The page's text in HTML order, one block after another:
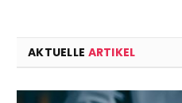
AKTUELLE ARTIKEL